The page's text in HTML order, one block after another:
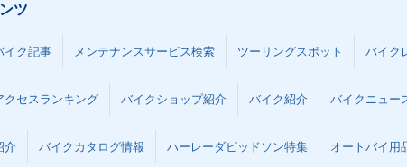
ツ
イク記事 メンテナンスサービス検索 ツーリングスポット バイク
クセスランキング バイクショップ紹介 バイク紹介 バイクニュー
介 バイクカタログ情報 ハーレーダビッドソン特集 オートバイ用